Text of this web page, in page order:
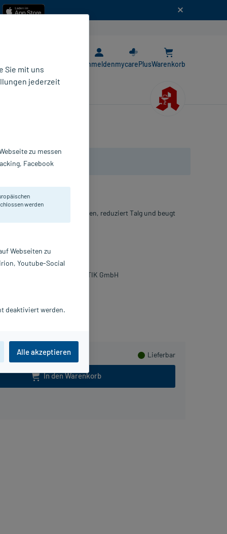
AnmeldenmycarePlusWarenkorb
Lieferbar
In den Warenkorb
Haut. Befreit die Poren, reduziert Talg und beugt
mit Peelingeffekt.
ml
FABRE DERMO KOSMETIK GmbH
Sie mit uns
jederzeit
zu messen
Facebook
werden
Webseiten zu
Youtube-Social
deaktiviert werden.
Alle akzeptieren